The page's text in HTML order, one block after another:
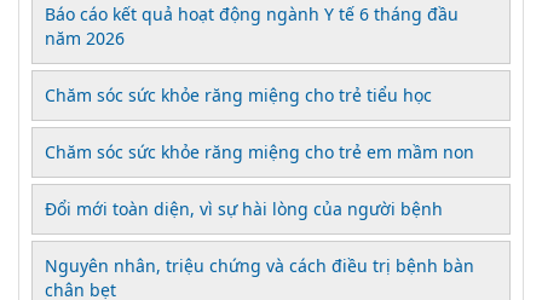
Báo cáo kết quả hoạt động ngành Y tế 6 tháng đầu
năm 2026
Chăm sóc sức khỏe răng miệng cho trẻ tiểu học
Chăm sóc sức khỏe răng miệng cho trẻ em mầm non
Đổi mới toàn diện, vì sự hài lòng của người bệnh
Nguyên nhân, triệu chứng và cách điều trị bệnh bàn
chân bẹt